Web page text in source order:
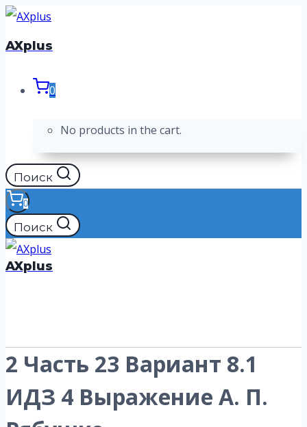
Перейти
к
AXplus
0
No products in the cart.
Поиск
0
Поиск
AXplus
2 Часть 23 Вариант 8.1
ИДЗ 4 Выражение А. П.